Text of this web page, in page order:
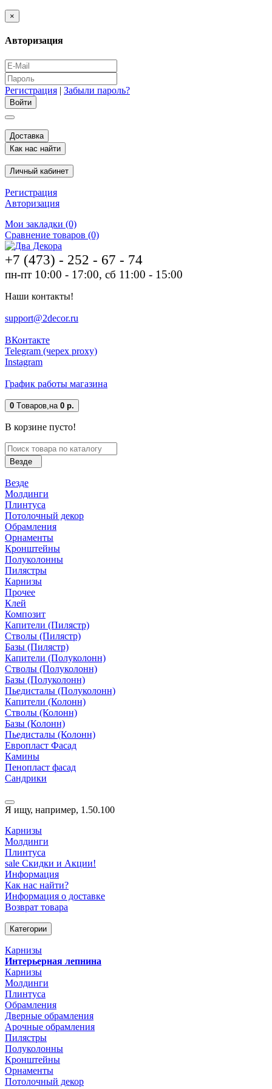
×
Авторизация
Регистрация | Забыли пароль?
Доставка
Как нас найти
Личный кабинет
Регистрация
Авторизация
Мои закладки (0)
Сравнение товаров (0)
+7 (473) - 252 - 67 - 74
пн-пт 10:00 - 17:00, сб 11:00 - 15:00
Наши контакты!
support@2decor.ru
ВКонтакте
Telegram (черех proxy)
Instagram
График работы магазина
0 Tоваров, на 0 р.
В корзине пусто!
Везде
Везде
Молдинги
Плинтуса
Потолочный декор
Обрамления
Орнаменты
Кронштейны
Полуколонны
Пилястры
Карнизы
Прочее
Клей
Композит
Капители (Пилястр)
Стволы (Пилястр)
Базы (Пилястр)
Капители (Полуколонн)
Стволы (Полуколонн)
Базы (Полуколонн)
Пьедисталы (Полуколонн)
Капители (Колонн)
Стволы (Колонн)
Базы (Колонн)
Пьедисталы (Колонн)
Европласт Фасад
Камины
Пенопласт фасад
Сандрики
Я ищу, например, 1.50.100
Карнизы
Молдинги
Плинтуса
sale Скидки и Акции!
Информация
Как нас найти?
Информация о доставке
Возврат товара
Категории
Карнизы
Интерьерная лепнина
Карнизы
Молдинги
Плинтуса
Обрамления
Дверные обрамления
Арочные обрамления
Пилястры
Полуколонны
Кронштейны
Орнаменты
Потолочный декор